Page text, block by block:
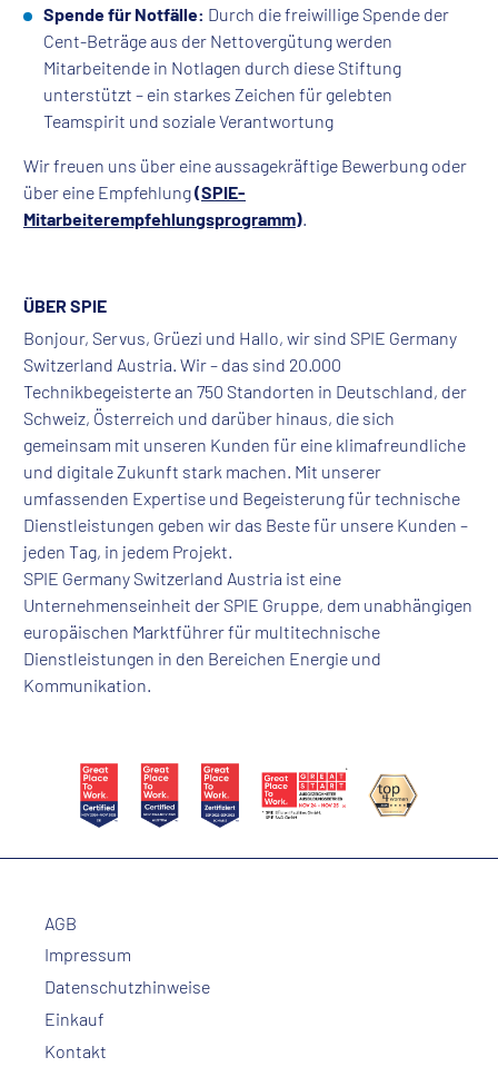
ÜBER SPIE
Bonjour, Servus, Grüezi und Hallo, wir sind SPIE Germany
Switzerland Austria. Wir – das sind 20.000
Technikbegeisterte an 750 Standorten in Deutschland, der
Schweiz, Österreich und darüber hinaus, die sich
gemeinsam mit unseren Kunden für eine klimafreundliche
und digitale Zukunft stark machen. Mit unserer
umfassenden Expertise und Begeisterung für technische
Dienstleistungen geben wir das Beste für unsere Kunden –
jeden Tag, in jedem Projekt.
SPIE Germany Switzerland Austria ist eine
Unternehmenseinheit der SPIE Gruppe, dem unabhängigen
europäischen Marktführer für multitechnische
Dienstleistungen in den Bereichen Energie und
Kommunikation.
Spende für Notfälle: Durch die freiwillige Spende der
Cent-Beträge aus der Nettovergütung werden
Mitarbeitende in Notlagen durch diese Stiftung
unterstützt – ein starkes Zeichen für gelebten
Teamspirit und soziale Verantwortung
Wir freuen uns über eine aussagekräftige Bewerbung oder
über eine Empfehlung(SPIE-
Mitarbeiterempfehlungsprogramm).
AGB
Impressum
Datenschutzhinweise
Einkauf
Kontakt